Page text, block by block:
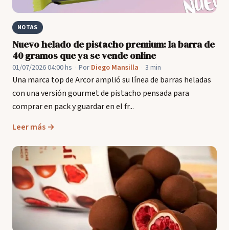
NOTAS
Nuevo helado de pistacho premium: la barra de
40 gramos que ya se vende online
01/07/2026 04:00 hs PorDiego Mansilla 3 min
Una marca top de Arcor amplió su línea de barras heladas
con una versión gourmet de pistacho pensada para
comprar en pack y guardar en el fr...
Leer más →